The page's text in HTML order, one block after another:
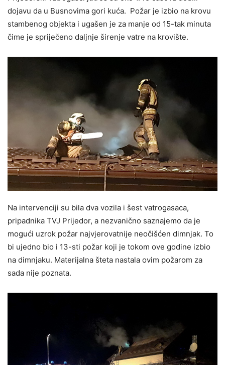
dojavu da u Busnovima gori kuća. Požar je izbio na krovu
stambenog objekta i ugašen je za manje od 15-tak minuta
čime je spriječeno daljnje širenje vatre na krovište.
Na intervenciji su bila dva vozila i šest vatrogasaca,
pripadnika TVJ Prijedor, a nezvanično saznajemo da je
mogući uzrok požar najvjerovatnije neočišćen dimnjak. To
bi ujedno bio i 13-sti požar koji je tokom ove godine izbio
na dimnjaku. Materijalna šteta nastala ovim požarom za
sada nije poznata.